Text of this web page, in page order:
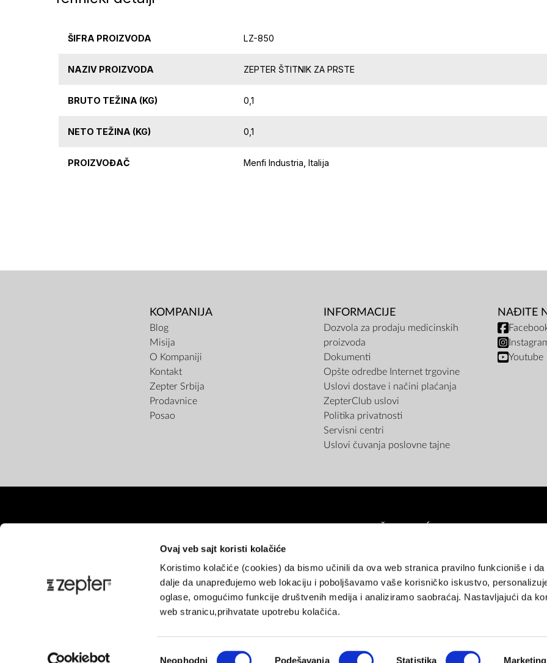
Ovaj veb sajt koristi kolačiće
Koristimo kolačiće (cookies) da bismo učinili da ova web stranica pravilno funkcioniše i da
dalje da unapređujemo web lokaciju i poboljšavamo vaše korisničko iskustvo,
oglase, omogućimo funkcije društvenih medija i analiziramo saobraćaj. Nastavljajući da
web stranicu,prihvatate upotrebu kolačića.
Neophodni Podešavanja Statistika Marketing
ŠIFRA PROIZVODA LZ-850
NAZIV PROIZVODA ZEPTER ŠTITNIK ZA PRSTE
BRUTO TEŽINA (KG) 0,1
NETO TEŽINA (KG) 0,1
PROIZVOĐAČ Menfi Industria, Italija
KOMPANIJA
Blog
Misija
O Kompaniji
Kontakt
Zepter Srbija
Prodavnice
Posao
INFORMACIJE
Dozvola za prodaju medicinskih
proizvoda
Dokumenti
Opšte odredbe Internet trgovine
Uslovi dostave i načini plaćanja
ZepterClub uslovi
Politika privatnosti
Servisni centri
Uslovi čuvanja poslovne tajne
NAĐITE
Youtube
Platne kartice (do 12 rata bez kamate)PouzećemGotovinaRate